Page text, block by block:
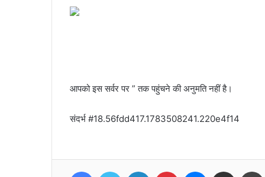
आपको इस सर्वर पर ” तक पहुंचने की अनुमति नहीं है।
संदर्भ #18.56fdd417.1783508241.220e4f14
FacebookTwitter LinkedIn Pinterest Messenger
Share via Email